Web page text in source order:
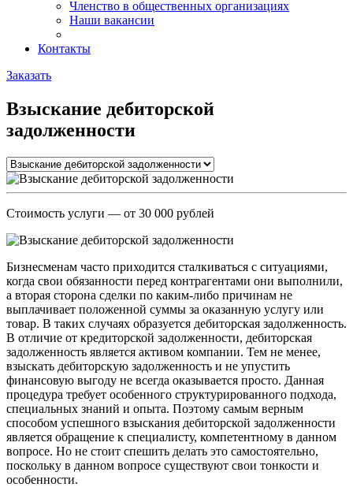
Членство в общественных организациях
Наши вакансии
Контакты
Заказать
Взыскание дебиторской
задолженности
Стоимость услуги — от 30 000 рублей
Бизнесменам часто приходится сталкиваться с ситуациями,
когда свои обязанности перед контрагентами они выполнили,
а вторая сторона сделки по каким-либо причинам не
выплачивает положенной суммы за оказанную услугу или
товар. В таких случаях образуется дебиторская задолженность.
В отличие от кредиторской задолженности, дебиторская
задолженность является активом компании. Тем не менее,
взыскать дебиторскую задолженность и не упустить
финансовую выгоду не всегда оказывается просто. Данная
процедура требует особенного структурированного подхода,
специальных знаний и опыта. Поэтому самым верным
способом успешного взыскания дебиторской задолженности
является обращение к специалисту, компетентному в данном
вопросе. Но не стоит спешить делать это самостоятельно,
поскольку в данном вопросе существуют свои тонкости и
особенности.